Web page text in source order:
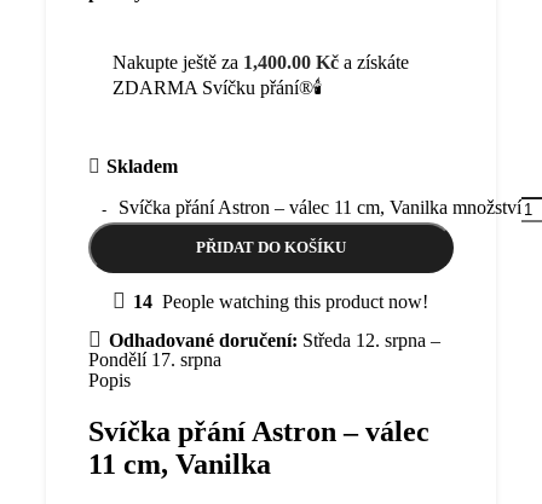
Nakupte ještě za 1,400.00 Kč a získáte
ZDARMA Svíčku přání®🕯️
Skladem
Svíčka přání Astron – válec 11 cm, Vanilka množství
PŘIDAT DO KOŠÍKU
14 People watching this product now!
Odhadované doručení: Středa 12. srpna –
Pondělí 17. srpna
Popis
Svíčka přání Astron – válec
11 cm, Vanilka